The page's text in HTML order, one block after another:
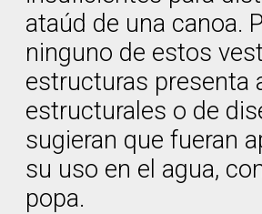
ataúd de una canoa.
ninguno de estos
estructuras presenta
estructurales o de
sugieran que fueran
su uso en el agua,
popa.